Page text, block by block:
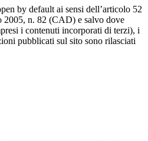
by default ai sensi dell’articolo 52
2005, n. 82 (CAD) e salvo dove
i contenuti incorporati di terzi), i
pubblicati sul sito sono rilasciati